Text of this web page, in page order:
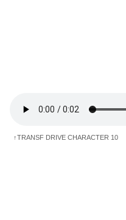
↑TRANSF DRIVE CHARACTER 10